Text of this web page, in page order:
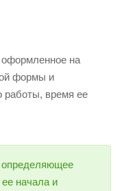
оформленное на
формы и
работы, время ее
определяющее
начала и